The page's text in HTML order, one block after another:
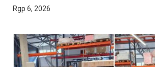
Rgp 6, 2026